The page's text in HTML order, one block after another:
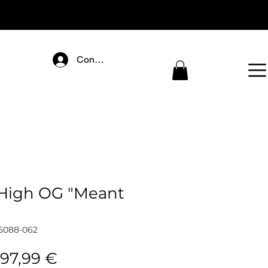
Connectez-vous
OG "Meant
062
€